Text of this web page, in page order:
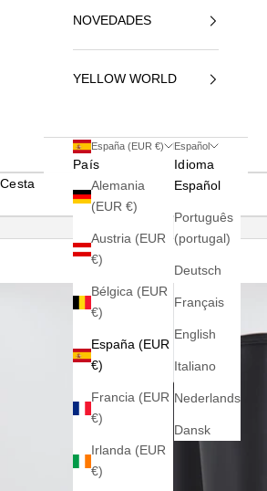
NOVEDADES
YELLOW WORLD
España (EUR €)
País
Alemania
(EUR €)
Austria (EUR
€)
Bélgica (EUR
€)
España (EUR
€)
Francia (EUR
€)
Irlanda (EUR
€)
Español
Idioma
Español
Português
(portugal)
Deutsch
Français
English
Italiano
Nederlands
Dansk
Cesta